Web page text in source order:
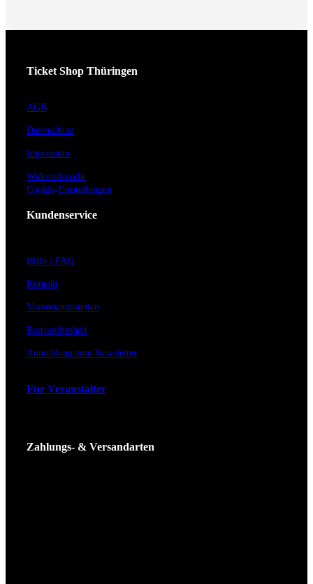
Ticket Shop Thüringen
AGB
Datenschutz
Impressum
Widerrufsrecht
Cookie-Einstellungen
Kundenservice
Hilfe / FAQ
Kontakt
Vorverkaufsstellen
Barrierefreiheit
Anmeldung zum Newsletter
Für Veranstalter
Zahlungs- & Versandarten